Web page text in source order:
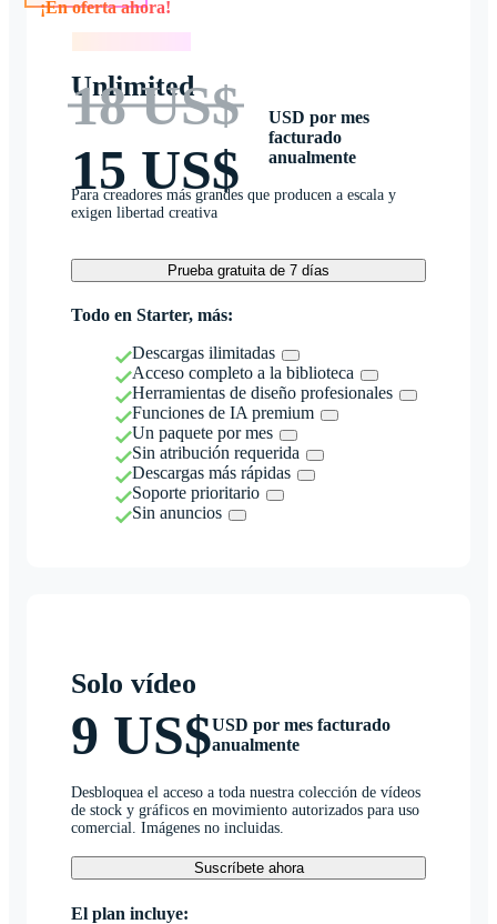
Unlimited
18 US$
15 US$
USD por mes
facturado
anualmente
Para creadores más grandes que producen a escala y
exigen libertad creativa
Prueba gratuita de 7 días
Todo en Starter, más:
Descargas ilimitadas
Acceso completo a la biblioteca
Herramientas de diseño profesionales
Funciones de IA premium
Un paquete por mes
Sin atribución requerida
Descargas más rápidas
Soporte prioritario
Sin anuncios
Solo vídeo
9 US$USD por mes facturado
anualmente
Desbloquea el acceso a toda nuestra colección de vídeos
de stock y gráficos en movimiento autorizados para uso
comercial. Imágenes no incluidas.
Suscríbete ahora
El plan incluye: